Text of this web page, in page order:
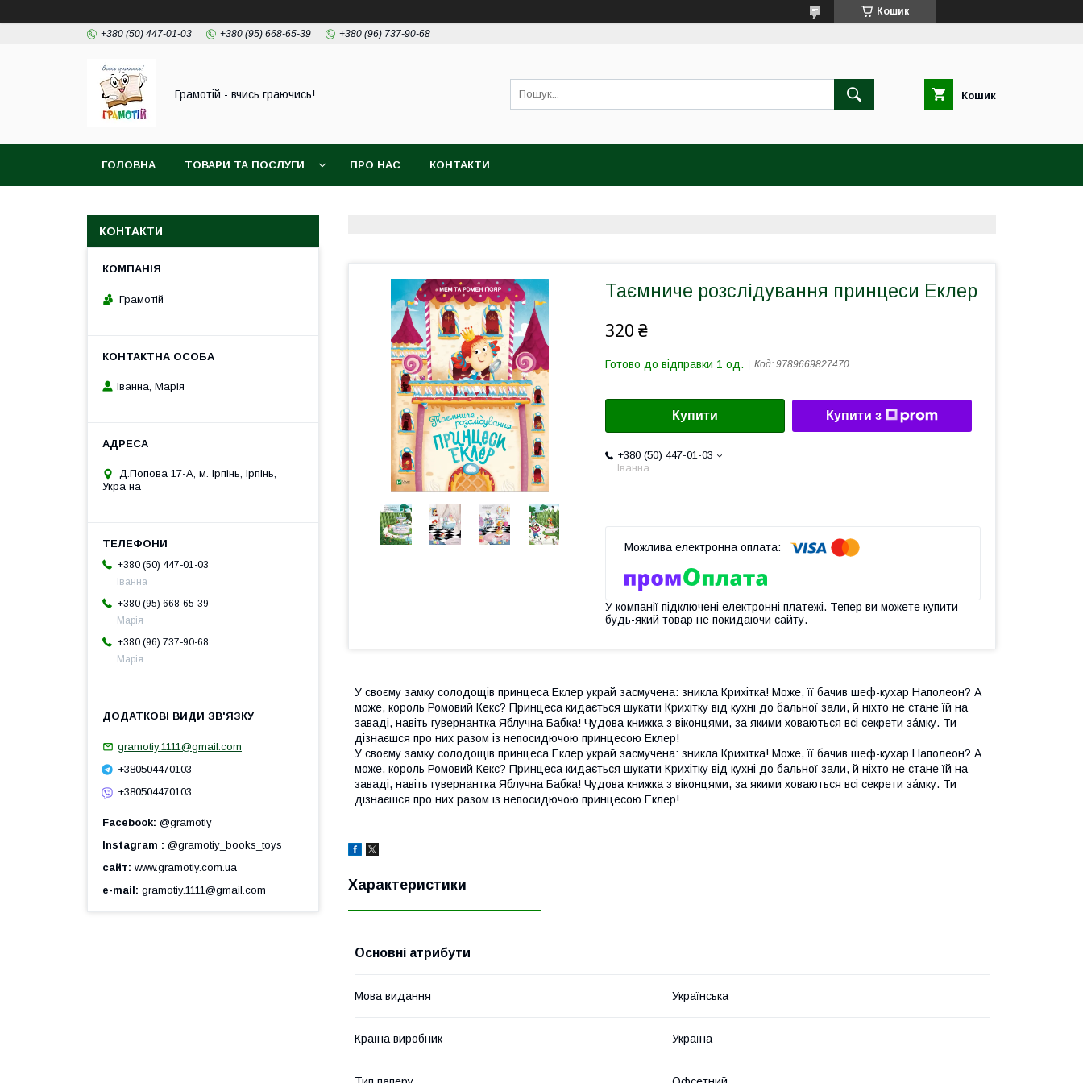
Кошик
+380 (50) 447-01-03 +380 (95) 668-65-39 +380 (96) 737-90-68
Грамотій - вчись граючись! Кошик
ГОЛОВНА ТОВАРИ ТА ПОСЛУГИ ПРО НАС КОНТАКТИ
Таємниче розслідування принцеси Еклер
320 ₴
Готово до відправки 1 од. Код: 9789669827470
Купити Купити з
+380 (50) 447-01-03
Іванна
У компанії підключені електронні платежі. Тепер ви можете купити
будь-який товар не покидаючи сайту.
У своєму замку солодощів принцеса Еклер украй засмучена: зникла Крихітка! Може, її бачив шеф-кухар Наполеон? А
може, король Ромовий Кекс? Принцеса кидається шукати Крихітку від кухні до бальної зали, й ніхто не стане їй на
заваді, навіть гувернантка Яблучна Бабка! Чудова книжка з віконцями, за якими ховаються всі секрети зáмку. Ти
дізнаєшся про них разом із непосидючою принцесою Еклер!
У своєму замку солодощів принцеса Еклер украй засмучена: зникла Крихітка! Може, її бачив шеф-кухар Наполеон? А
може, король Ромовий Кекс? Принцеса кидається шукати Крихітку від кухні до бальної зали, й ніхто не стане їй на
заваді, навіть гувернантка Яблучна Бабка! Чудова книжка з віконцями, за якими ховаються всі секрети зáмку. Ти
дізнаєшся про них разом із непосидючою принцесою Еклер!
Характеристики
Основні атрибути
Мова видання Українська
Країна виробник Україна
КОНТАКТИ
Грамотій
Іванна, Марія
Д.Попова 17-А, м. Ірпінь, Ірпінь,
Україна
+380 (50) 447-01-03
Іванна
+380 (95) 668-65-39
Марія
+380 (96) 737-90-68
Марія
gramotiy.1111@gmail.com
+380504470103
+380504470103
Facebook @gramotiy
Instagram
@gramotiy_books_toys
сайт www.gramotiy.com.ua
e-mail gramotiy.1111@gmail.com